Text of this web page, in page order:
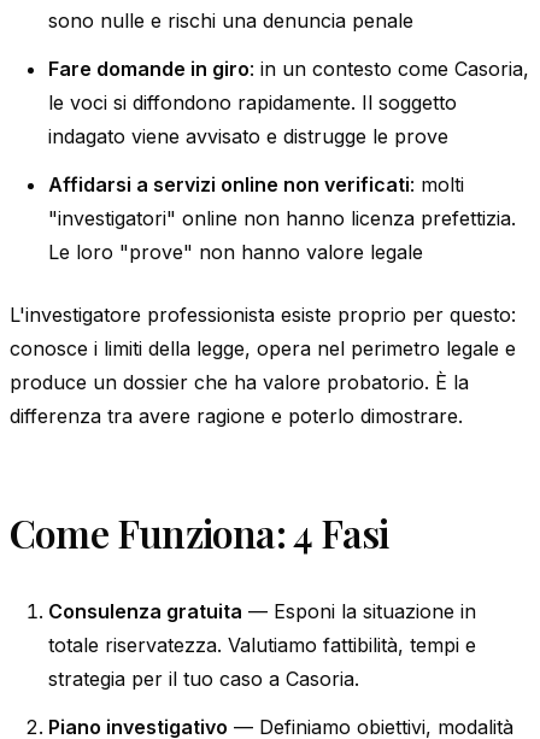
sono nulle e rischi una denuncia penale
Fare domande in giro: in un contesto come Casoria,
le voci si diffondono rapidamente. Il soggetto
indagato viene avvisato e distrugge le prove
Affidarsi a servizi online non verificati: molti
"investigatori" online non hanno licenza prefettizia.
Le loro "prove" non hanno valore legale
L'investigatore professionista esiste proprio per questo:
conosce i limiti della legge, opera nel perimetro legale e
produce un dossier che ha valore probatorio. È la
differenza tra avere ragione e poterlo dimostrare.
Come Funziona: 4 Fasi
Consulenza gratuita — Esponi la situazione in
totale riservatezza. Valutiamo fattibilità, tempi e
strategia per il tuo caso a Casoria.
Piano investigativo — Definiamo obiettivi, modalità